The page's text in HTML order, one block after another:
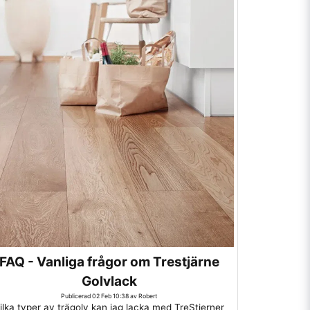
- Vanliga frågor om Trestjärne
Golvlack
Publicerad 02 Feb 10:38 av Robert
typer av trägolv kan jag lacka med TreStjerner